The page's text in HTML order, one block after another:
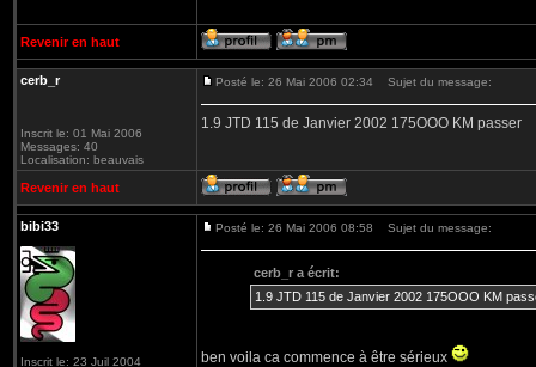
Revenir en haut
cerb_r
Inscrit le: 01 Mai 2006
Messages: 40
Localisation: beauvais
Posté le: 26 Mai 2006 02:34 Sujet du message:
1.9 JTD 115 de Janvier 2002 175OOO KM passer
Revenir en haut
bibi33
Inscrit le: 23 Juil 2004
Posté le: 26 Mai 2006 08:58 Sujet du message:
cerb_r a écrit:
1.9 JTD 115 de Janvier 2002 175OOO KM
ben voila ca commence à être sérieux